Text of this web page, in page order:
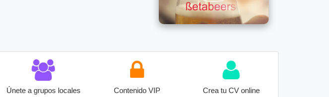
Únete a grupos locales Contenido VIP Crea tu CV online